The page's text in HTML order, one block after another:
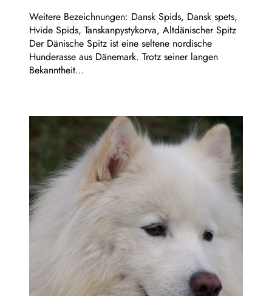
Weitere Bezeichnungen: Dansk Spids, Dansk spets,
Hvide Spids, Tanskanpystykorva, Altdänischer Spitz
Der Dänische Spitz ist eine seltene nordische
Hunderasse aus Dänemark. Trotz seiner langen
Bekanntheit…